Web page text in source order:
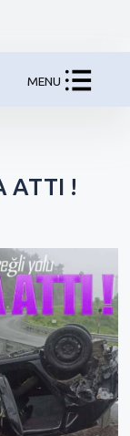
MENU
ATTI !